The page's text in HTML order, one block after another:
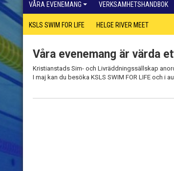
VÅRA EVENEMANG VERKSAMHETSHANDBOK
KSLS SWIM FOR LIFE HELGE RIVER MEET
Våra evenemang är värda
Kristianstads Sim- och Livräddningssällskap
I maj kan du besöka KSLS SWIM FOR LIFE och i